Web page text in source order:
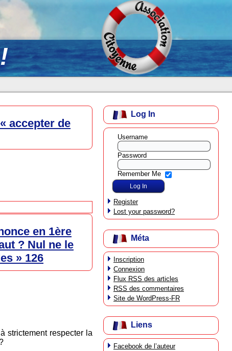
accepter de
en 1ère
? Nul ne le
» 126
strictement respecter la
Log In
Username
Password
Remember Me
Register
Lost your password?
Méta
Inscription
Connexion
Flux RSS des articles
RSS des commentaires
Site de WordPress-FR
Liens
Facebook de l’auteur